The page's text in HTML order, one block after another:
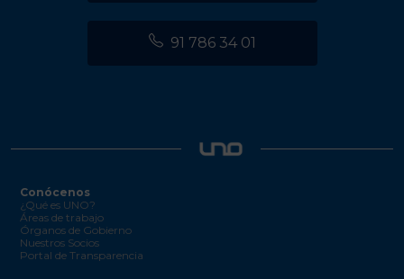
91 786 34 01
Conócenos
¿Qué es UNO?
Áreas de trabajo
Órganos de Gobierno
Nuestros Socios
Portal de Transparencia